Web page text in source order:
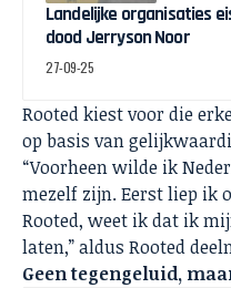
Landelijke organisaties
dood Jerryson Noor
27-09-25
Rooted kiest voor die
op basis van
“Voorheen wilde ik
mezelf zijn. Eerst liep ik
Rooted, weet ik dat ik
laten,” aldus Rooted
Geen tegengeluid,